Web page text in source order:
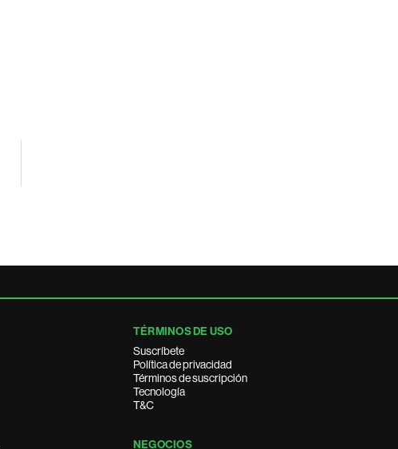
TÉRMINOS DE USO
Suscríbete
Política de privacidad
Términos de suscripción
Tecnología
T&C
NEGOCIOS